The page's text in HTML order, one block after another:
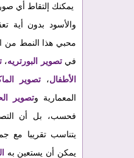
يمكنك إلتقاط أي
والأسود بدون أية
محبي هذا النمط من
فيتصوير البورتريه،
الأطفال،تصوير
المعمارية وتصوير
فحسب، بل أن
يتناسب تقريبا مع
يمكن أن يستعين به